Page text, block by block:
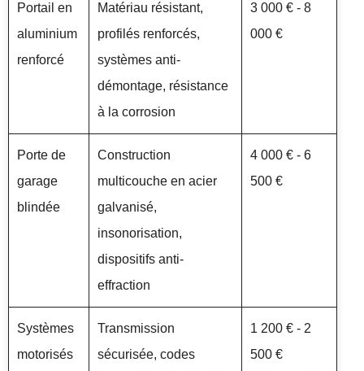
Portail en
aluminium
renforcé
Matériau résistant,
profilés renforcés,
systèmes anti-
démontage, résistance
à la corrosion
3 000 € - 8
000 €
Porte de
garage
blindée
Construction
multicouche en acier
galvanisé,
insonorisation,
dispositifs anti-
effraction
4 000 € - 6
500 €
Systèmes
motorisés
Transmission
sécurisée, codes
1 200 € - 2
500 €